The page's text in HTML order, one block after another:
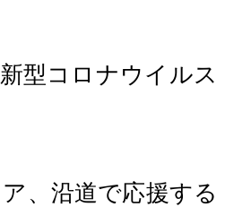
型コロナウイルス
、沿道で応援する